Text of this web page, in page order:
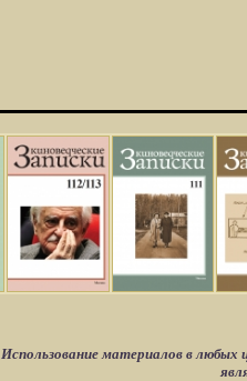
Использование материалов в любых